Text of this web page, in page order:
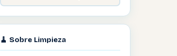
🧹 Sobre Limpieza